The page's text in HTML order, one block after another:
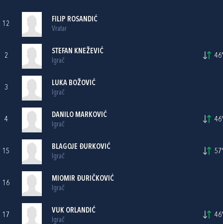
12
FILIP ROSANDIĆ
Vratar
2
STEFAN KNEŽEVIĆ
Igrač
46'
3
LUKA BOŽOVIĆ
Igrač
4
DANILO MARKOVIĆ
Igrač
46'
15
BLAGOJE ĐURKOVIĆ
Igrač
57'
16
MIOMIR ĐURIČKOVIĆ
Igrač
17
VUK ORLANDIĆ
Igrač
46'